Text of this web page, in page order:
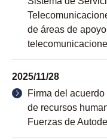
de áreas de
2025/11/28
Firma del
de recursos
Fuerzas de